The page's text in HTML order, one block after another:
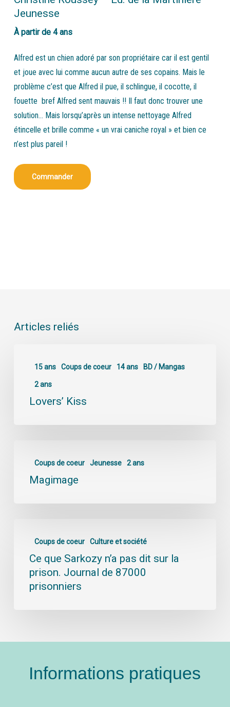
Jeunesse
À partir de 4 ans
Alfred est un chien adoré par son propriétaire car il est gentil
et joue avec lui comme aucun autre de ses copains. Mais le
problème c’est que Alfred il pue, il schlingue, il cocotte, il
fouette bref Alfred sent mauvais !! Il faut donc trouver une
solution… Mais lorsqu’après un intense nettoyage Alfred
étincelle et brille comme « un vrai caniche royal » et bien ce
n’est plus pareil !
Commander
Articles reliés
15 ans Coups de coeur 14 ans BD / Mangas
2 ans
Lovers’ Kiss
Coups de coeur Jeunesse 2 ans
Magimage
Coups de coeur Culture et société
Ce que Sarkozy n’a pas dit sur la
prison. Journal de 87000
prisonniers
Informations pratiques